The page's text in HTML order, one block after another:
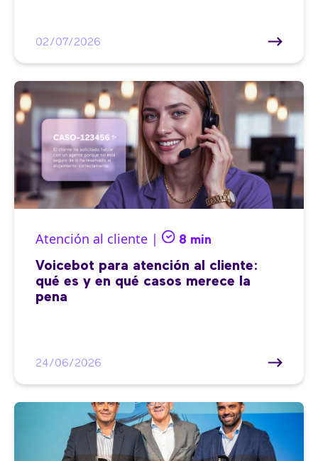
02/07/2026
Atención al cliente | 8 min
Voicebot para atención al cliente:
qué es y en qué casos merece la
pena
24/06/2026